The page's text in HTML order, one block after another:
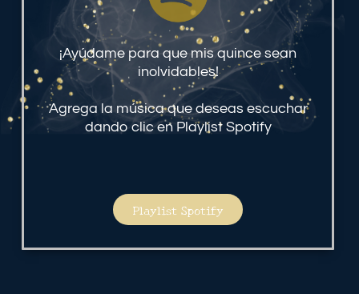
¡Ayúdame para que mis quince sean
inolvidables!
Agrega la música que deseas escuchar
dando clic en Playlist Spotify
Playlist Spotify